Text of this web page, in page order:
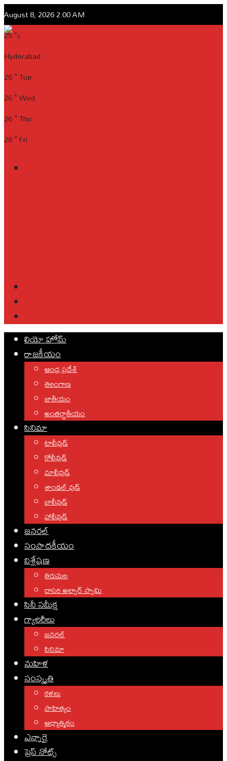
August 8, 2026 2:00 AM
25°c
Hyderabad
26°Tue
26°Wed
26°Thu
26°Fri
లియో హోమ్
రాజకీయం
ఆంధ్ర ప్రదేశ్
తెలంగాణ
జాతీయం
అంతర్జాతీయం
సినిమా
టాలీవుడ్
కోలీవుడ్
మాలీవుడ్
శాండల్ వుడ్
బాలీవుడ్
హాలీవుడ్
జనరల్
సంపాదకీయం
విశ్లేషణ
తిరుమల
దాసరి అల్వార్ స్వామి
సినీ సమీక్ష
గ్యాలరీలు
జనరల్
సినిమా
మహిళ
సంస్కృతి
కళలు
సాహిత్యం
ఆధ్యాత్మికం
ఎన్నారై
ప్రెస్ నోట్స్